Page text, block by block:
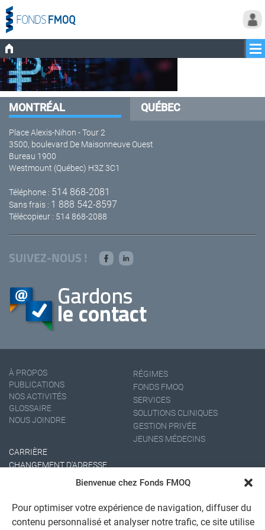
Bienvenue chez Fonds FMOQ
Pour optimiser votre expérience de navigation, diffuser du
contenu personnalisé et analyser notre trafic, ce site utilise
MONTRÉAL QUÉBEC
Place Alexis-Nihon - Tour 2
3500, boulevard De Maisonneuve Ouest
Bureau 1900
Westmount (Québec) H3Z 3C1
Téléphone : 514 868-2081
Sans frais : 1 888 542-8597
Télécopieur : 514 868-2088
SUIVEZ-NOUS !
À PROPOS
PUBLICATIONS
NOS ACTIVITÉS
GLOSSAIRE
NOUS JOINDRE
RÉGIMES
FONDS FMOQ
SERVICES
SOLUTIONS CLINIQUES
GESTION PRIVÉE
JEUNES MÉDECINS
CARRIÈRE
CHANGEMENT D'ADRESSE